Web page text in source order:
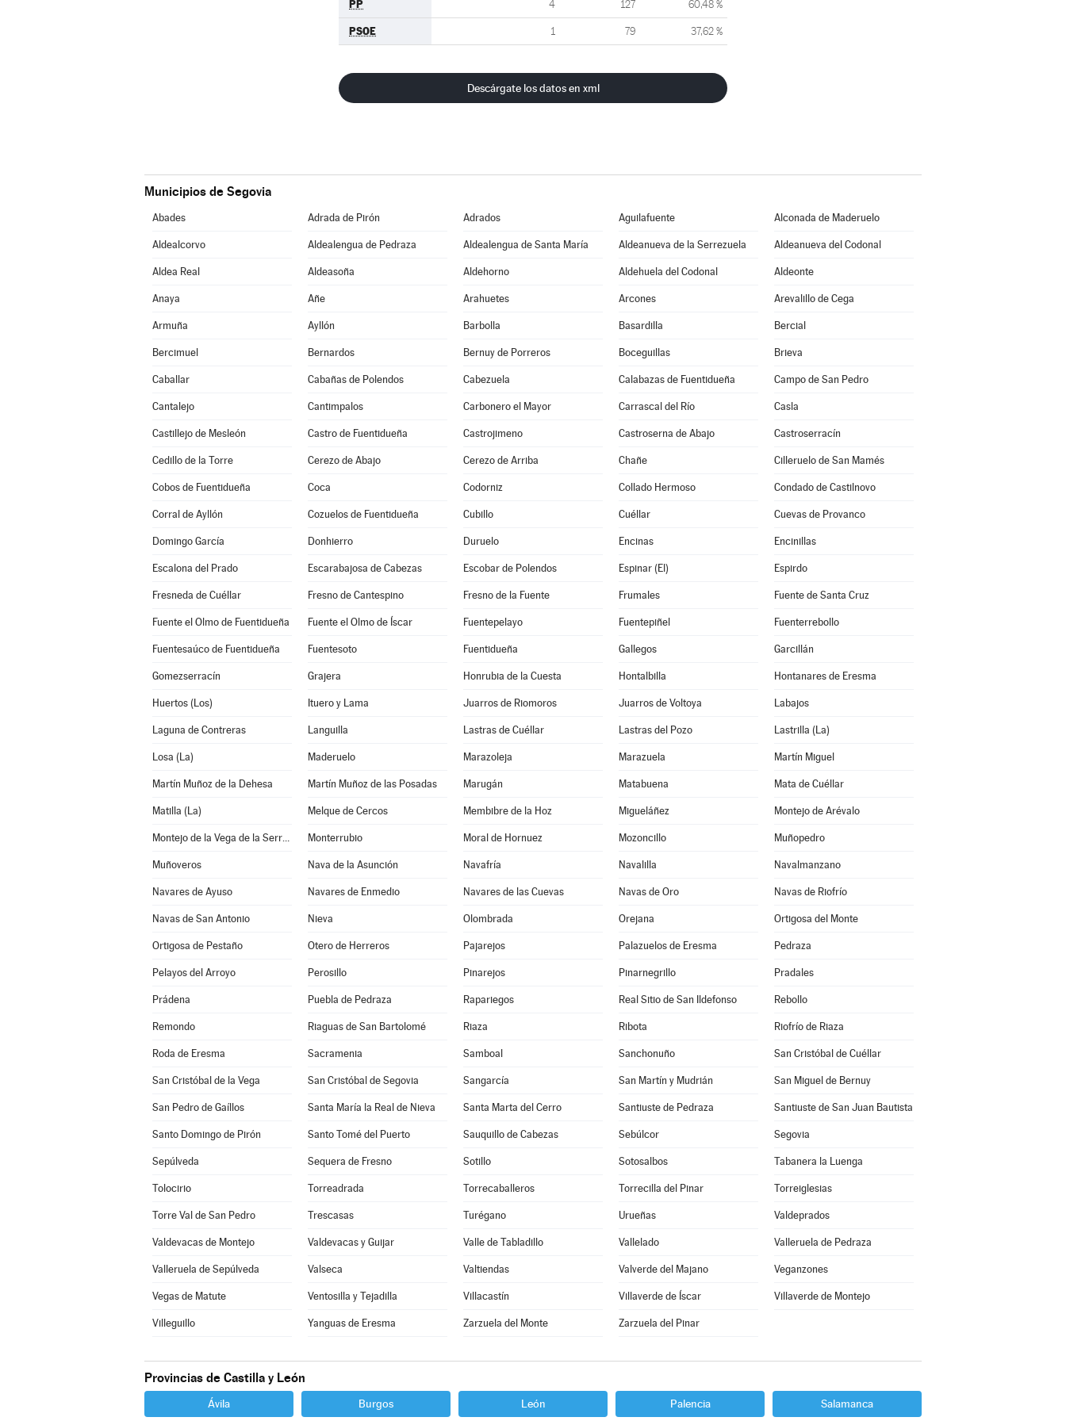
PP 4 127 60,48 %
PSOE 1 79 37,62 %
Descárgate los datos en xml
Municipios de Segovia
Abades Adrada de Pirón Adrados Aguilafuente Alconada de Maderuelo
Aldealcorvo Aldealengua de Pedraza Aldealengua de Santa María Aldeanueva de la Serrezuela Aldeanueva del Codonal
Aldea Real Aldeasoña Aldehorno Aldehuela del Codonal Aldeonte
Anaya Añe Arahuetes Arcones Arevalillo de Cega
Armuña Ayllón Barbolla Basardilla Bercial
Bercimuel Bernardos Bernuy de Porreros Boceguillas Brieva
Caballar Cabañas de Polendos Cabezuela Calabazas de Fuentidueña Campo de San Pedro
Cantalejo Cantimpalos Carbonero el Mayor Carrascal del Río Casla
Castillejo de Mesleón Castro de Fuentidueña Castrojimeno Castroserna de Abajo Castroserracín
Cedillo de la Torre Cerezo de Abajo Cerezo de Arriba Chañe Cilleruelo de San Mamés
Cobos de Fuentidueña Coca Codorniz Collado Hermoso Condado de Castilnovo
Corral de Ayllón Cozuelos de Fuentidueña Cubillo Cuéllar Cuevas de Provanco
Domingo García Donhierro Duruelo Encinas Encinillas
Escalona del Prado Escarabajosa de Cabezas Escobar de Polendos Espinar (El) Espirdo
Fresneda de Cuéllar Fresno de Cantespino Fresno de la Fuente Frumales Fuente de Santa Cruz
Fuente el Olmo de Fuentidueña Fuente el Olmo de Íscar Fuentepelayo Fuentepiñel Fuenterrebollo
Fuentesaúco de Fuentidueña Fuentesoto Fuentidueña Gallegos Garcillán
Gomezserracín Grajera Honrubia de la Cuesta Hontalbilla Hontanares de Eresma
Huertos (Los) Ituero y Lama Juarros de Riomoros Juarros de Voltoya Labajos
Laguna de Contreras Languilla Lastras de Cuéllar Lastras del Pozo Lastrilla (La)
Losa (La) Maderuelo Marazoleja Marazuela Martín Miguel
Martín Muñoz de la Dehesa Martín Muñoz de las Posadas Marugán Matabuena Mata de Cuéllar
Matilla (La) Melque de Cercos Membibre de la Hoz Migueláñez Montejo de Arévalo
Montejo de la Vega de la Serrezuela Monterrubio Moral de Hornuez Mozoncillo Muñopedro
Muñoveros Nava de la Asunción Navafría Navalilla Navalmanzano
Navares de Ayuso Navares de Enmedio Navares de las Cuevas Navas de Oro Navas de Riofrío
Navas de San Antonio Nieva Olombrada Orejana Ortigosa del Monte
Ortigosa de Pestaño Otero de Herreros Pajarejos Palazuelos de Eresma Pedraza
Pelayos del Arroyo Perosillo Pinarejos Pinarnegrillo Pradales
Prádena Puebla de Pedraza Rapariegos Real Sitio de San Ildefonso Rebollo
Remondo Riaguas de San Bartolomé Riaza Ribota Riofrío de Riaza
Roda de Eresma Sacramenia Samboal Sanchonuño San Cristóbal de Cuéllar
San Cristóbal de la Vega San Cristóbal de Segovia Sangarcía San Martín y Mudrián San Miguel de Bernuy
San Pedro de Gaíllos Santa María la Real de Nieva Santa Marta del Cerro Santiuste de Pedraza Santiuste de San Juan Bautista
Santo Domingo de Pirón Santo Tomé del Puerto Sauquillo de Cabezas Sebúlcor Segovia
Sepúlveda Sequera de Fresno Sotillo Sotosalbos Tabanera la Luenga
Tolocirio Torreadrada Torrecaballeros Torrecilla del Pinar Torreiglesias
Torre Val de San Pedro Trescasas Turégano Urueñas Valdeprados
Valdevacas de Montejo Valdevacas y Guijar Valle de Tabladillo Vallelado Valleruela de Pedraza
Valleruela de Sepúlveda Valseca Valtiendas Valverde del Majano Veganzones
Vegas de Matute Ventosilla y Tejadilla Villacastín Villaverde de Íscar Villaverde de Montejo
Villeguillo Yanguas de Eresma Zarzuela del Monte Zarzuela del Pinar
Provincias de Castilla y León
Ávila Burgos León Palencia Salamanca